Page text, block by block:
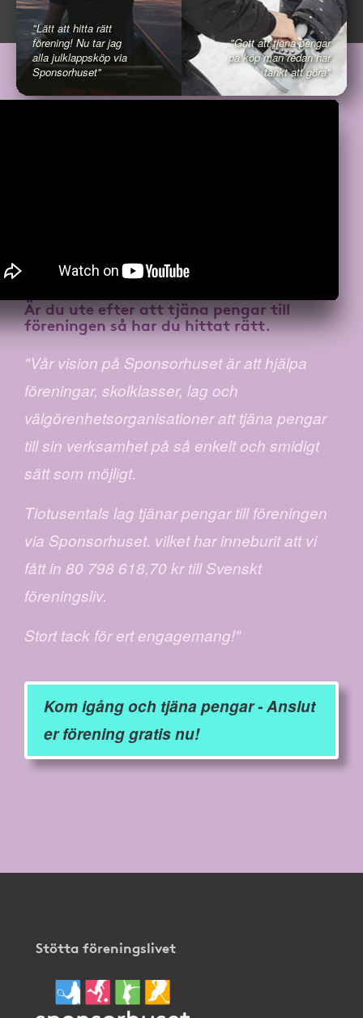
"Lätt att hitta rätt
förening! Nu tar jag
alla julklappsköp via
Sponsorhuset"
"Gott att tjäna pengar
på köp man redan har
tänkt att göra"
Är du ute efter atttjäna pengar till
föreningenså har du hittat rätt.
"Vår vision på Sponsorhuset är att hjälpa
föreningar, skolklasser, lag och
välgörenhetsorganisationer att tjäna pengar
till sin verksamhet på så enkelt och smidigt
sätt som möjligt.
Tiotusentals lag tjänar pengar till föreningen
via Sponsorhuset. vilket har inneburit att vi
fått in 80 798 618,70 kr till Svenskt
föreningsliv.
Stort tack för ert engagemang!"
Kom igång och tjäna pengar - Anslut
er förening gratis nu!
Stötta föreningslivet